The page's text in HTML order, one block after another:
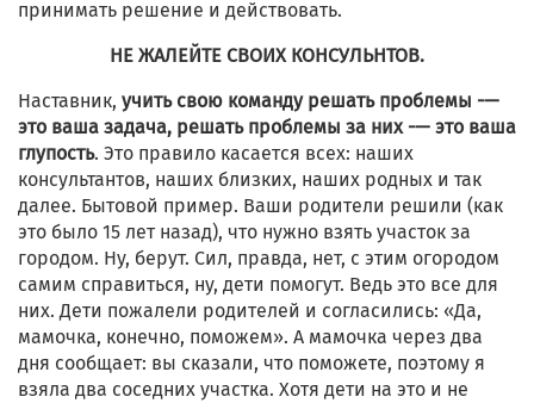
принимать решение и действовать.
НЕ ЖАЛЕЙТЕ СВОИХ КОНСУЛЬНТОВ.
Наставник, учить свою команду решать проблемы -—
это ваша задача, решать проблемы за них -— это ваша
глупость. Это правило касается всех: наших
консультантов, наших близких, наших родных и так
далее. Бытовой пример. Ваши родители решили (как
это было 15 лет назад), что нужно взять участок за
городом. Ну, берут. Сил, правда, нет, с этим огородом
самим справиться, ну, дети помогут. Ведь это все для
них. Дети пожалели родителей и согласились: «Да,
мамочка, конечно, поможем». А мамочка через два
дня сообщает: вы сказали, что поможете, поэтому я
взяла два соседних участка. Хотя дети на это и не